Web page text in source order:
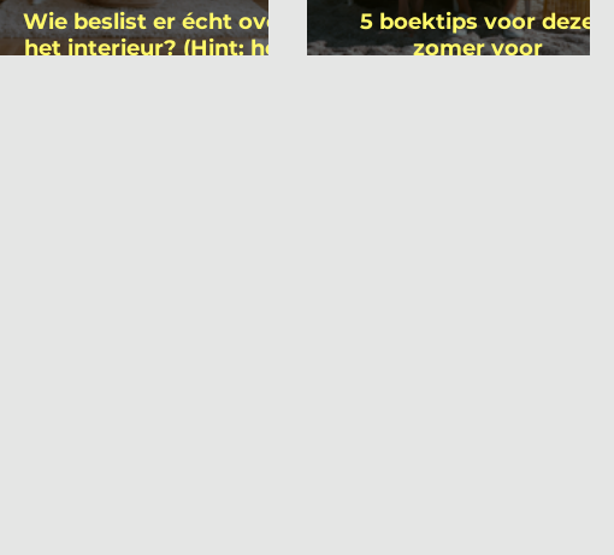
Wie beslist er écht over
het interieur? (Hint: het
5 boektips voor deze
zomer voor